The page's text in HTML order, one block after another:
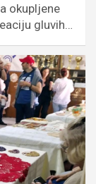
okupljene
gluvih…